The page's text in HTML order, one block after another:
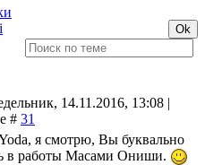
14.11.2016, 13:08 |
# 31
я смотрю, Вы буквально
в работы Масами Ониши.